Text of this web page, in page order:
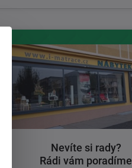
Nevíte si rady?
Rádi vám poradíme